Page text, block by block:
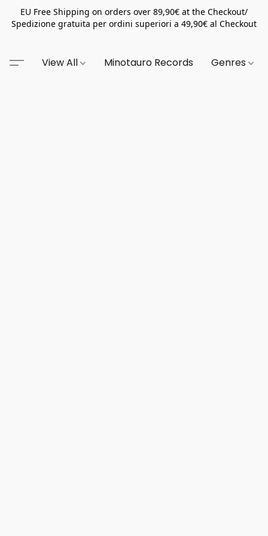
EU Free Shipping on orders over 89,90€ at the Checkout/
Spedizione gratuita per ordini superiori a 49,90€ al Checkout
View All Minotauro Records Genres